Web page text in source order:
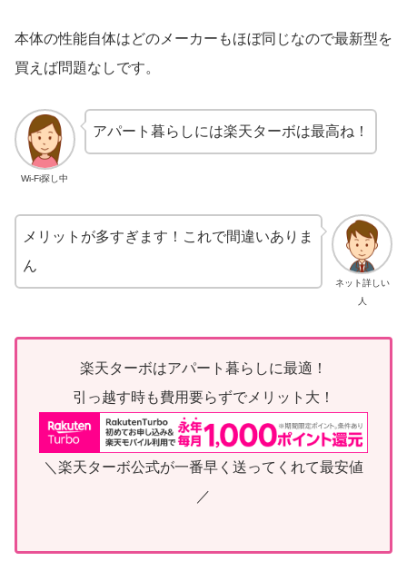
本体の性能自体はどのメーカーもほぼ同じなので最新型を
買えば問題なしです。
Wi-Fi探し中
アパート暮らしには楽天ターボは最高ね！
ネット詳しい
人
メリットが多すぎます！これで間違いありま
ん
楽天ターボはアパート暮らしに最適！
引っ越す時も費用要らずでメリット大！
＼楽天ターボ公式が一番早く送ってくれて最安値
／